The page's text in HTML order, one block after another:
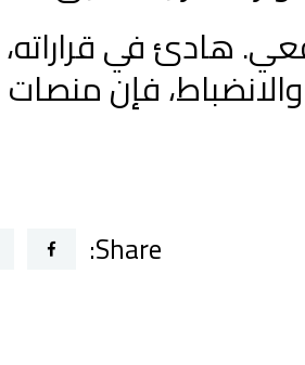
هادئ في
فإن منصات
Share: